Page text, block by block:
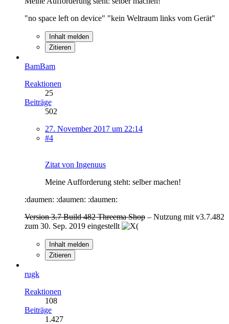
"no space left on device" "kein Weltraum links vom Gerät"
Inhalt melden
Zitieren
BamBam
Reaktionen
25
Beiträge
502
27. November 2017 um 22:14
#4
Zitat von Ingenuus
Meine Aufforderung steht: selber machen!
:daumen: :daumen: :daumen:
Version 3.7 Build 482 Threema Shop – Nutzung mit v3.7.482
zum 30. Sep. 2019 eingestellt
Inhalt melden
Zitieren
rugk
Reaktionen
108
Beiträge
1.427